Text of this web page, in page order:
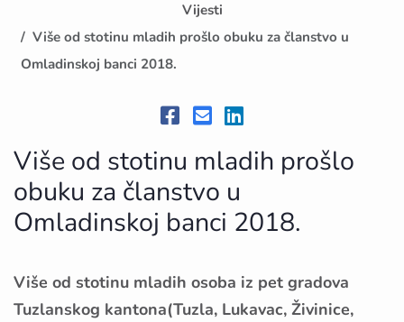
Vijesti
Više od stotinu mladih prošlo obuku za članstvo u
Omladinskoj banci 2018.
Više od stotinu mladih prošlo
obuku za članstvo u
Omladinskoj banci 2018.
Više od stotinu mladih osoba iz pet gradova
Tuzlanskog kantona(Tuzla, Lukavac, Živinice,